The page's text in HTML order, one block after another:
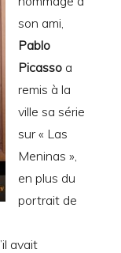
son ami,
Pablo
Picasso a
remis à la
ville sa série
sur « Las
Meninas »,
en plus du
portrait de
avait